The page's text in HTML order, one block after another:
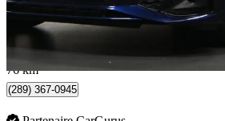
561 $/mois env.
Mississauga, ON
76 km
(289) 367-0945